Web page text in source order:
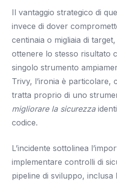
Il vantaggio strategico di
invece di dover
centinaia o migliaia di
ottenere lo stesso risultato
singolo strumento
Trivy, l’ironia è particolare,
tratta proprio di uno
migliorare la sicurezza
codice.
L’incidente sottolinea
implementare controlli di
pipeline di sviluppo, inclusa